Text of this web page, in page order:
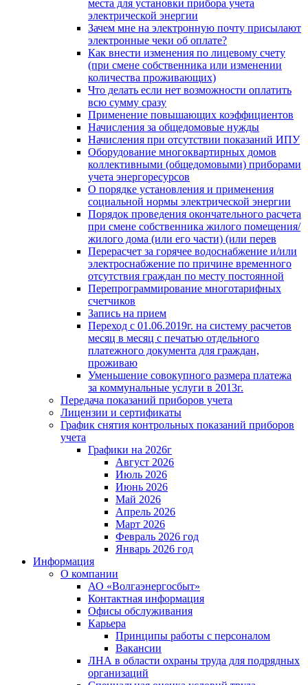
места для установки прибора учета
электрической энергии
Зачем мне на электронную почту присылают
электронные чеки об оплате?
Как внести изменения по лицевому счету
(при смене собственника или изменении
количества проживающих)
Что делать если нет возможности оплатить
всю сумму сразу
Применение повышающих коэффициентов
Начисления за общедомовые нужды
Начисления при отсутствии показаний ИПУ
Оборудование многоквартирных домов
коллективными (общедомовыми) приборами
учета энергоресурсов
О порядке установления и применения
социальной нормы электрической энергии
Порядок проведения окончательного расчета
при смене собственника жилого помещения/
жилого дома (или его части) (или перев
Перерасчет за горячее водоснабжение и/или
электроснабжение по причине временного
отсутствия граждан по месту постоянной
Перепрограммирование многотарифных
счетчиков
Запись на прием
Переход с 01.06.2019г. на систему расчетов
месяц в месяц с печатью отдельного
платежного документа для граждан,
проживаю
Уменьшение совокупного размера платежа
за коммунальные услуги в 2013г.
Передача показаний приборов учета
Лицензии и сертификаты
График снятия контрольных показаний приборов
учета
Графики на 2026г
Август 2026
Июль 2026
Июнь 2026
Май 2026
Апрель 2026
Март 2026
Февраль 2026 год
Январь 2026 год
Информация
О компании
АО «Волгаэнергосбыт»
Контактная информация
Офисы обслуживания
Карьера
Принципы работы с персоналом
Вакансии
ЛНА в области охраны труда для подрядных
организаций